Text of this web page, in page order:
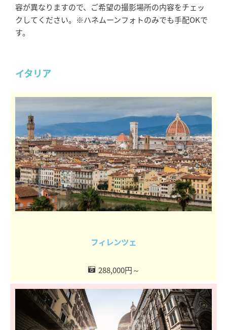
容が異なりますので、ご希望の撮影場所の内容をチェッ
クしてください。※ハネムーンフォトのみでも手配OKで
す。
イタリア
フィレンツェ
288,000円～